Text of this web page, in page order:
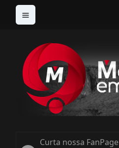
Curta nossa FanPage